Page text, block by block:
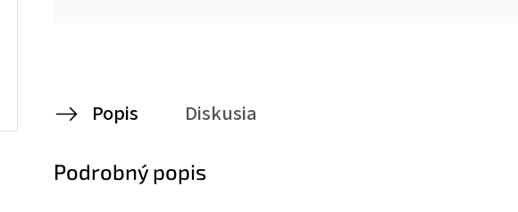
Popis Diskusia
Podrobný popis